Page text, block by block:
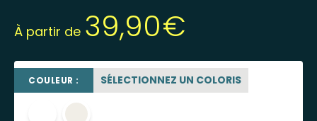
À partir de 39,90€
COULEUR : SÉLECTIONNEZ UN COLORIS